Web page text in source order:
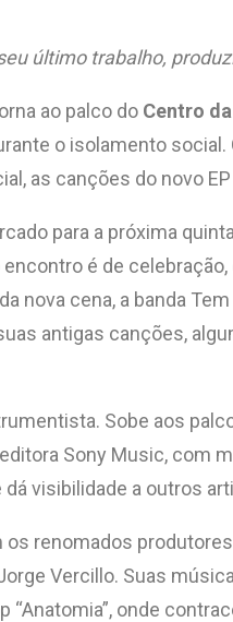
último trabalho,
ao palco do Centro
o isolamento
as canções do novo
para a próxima
é de
nova cena, a banda
antigas canções,
Sobe aos
Sony Music, com
visibilidade a outros
renomados
Vercillo. Suas
“Anatomia”, onde